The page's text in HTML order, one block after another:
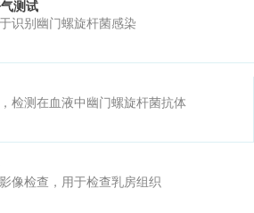
测试
识别幽门螺旋杆菌感染
检测在血液中幽门螺旋杆菌抗体
像检查，用于检查乳房组织